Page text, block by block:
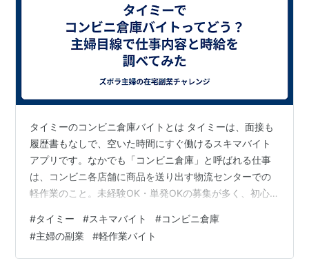
タイミーのコンビニ倉庫バイトとは タイミーは、面接も
履歴書もなしで、空いた時間にすぐ働けるスキマバイト
アプリです。なかでも「コンビニ倉庫」と呼ばれる仕事
は、コンビニ各店舗に商品を送り出す物流センターでの
軽作業のこと。未経験OK・単発OKの募集が多く、初心
主な作業は、流れてくる商品をかごやケースに仕分けす
る「ピッキング」や、商品をエリアごとに分ける作業で
#タイミー #スキマバイト #コンビニ倉庫
#主婦の副業 #軽作業バイト